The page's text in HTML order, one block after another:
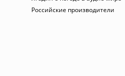
Российские производители